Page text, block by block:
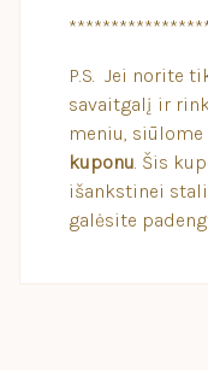
P.S. Jei norite
savaitgalį ir
meniu,
kuponu. Šis
išankstinei
galėsite